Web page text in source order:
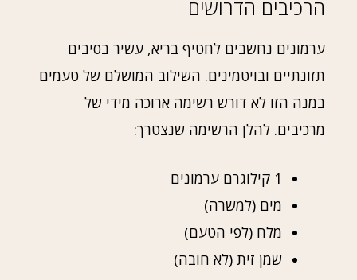
הרכיבים הדרושים
ערמונים נחשבים לחטיף בריא, עשיר בסיבים
תזונתיים ובויטמינים. השילוב המושלם של טעמים
במנה הזו לא דורש רשימה ארוכה מידי של
מרכיבים. להלן הרשימה שנצטרך:
1 קילוגרם ערמונים
מים (למשרה)
מלח (לפי הטעם)
שמן זית (לא חובה)